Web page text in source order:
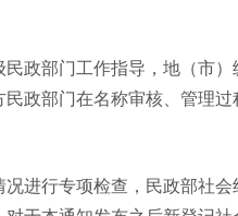
政部门工作指导，地（市
政部门在名称审核、管理过
进行专项检查，民政部社